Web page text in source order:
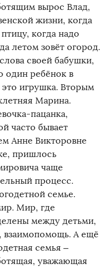
вырос Влад,
жизни, когда
когда надо
летом зовёт огород.
своей бабушки,
один ребёнок в
игрушка. Вторым
Марина.
пацанка,
часто бывает
Анне Викторовне
пришлось
чаще
процесс.
семье.
Мир, где
между детьми,
взаимопомощь. А ещё
семья –
уважающая